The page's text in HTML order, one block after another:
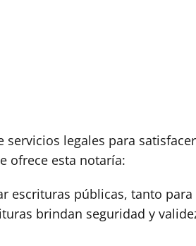
legales para
ofrece esta notaría:
escrituras públicas, tanto para
brindan seguridad y